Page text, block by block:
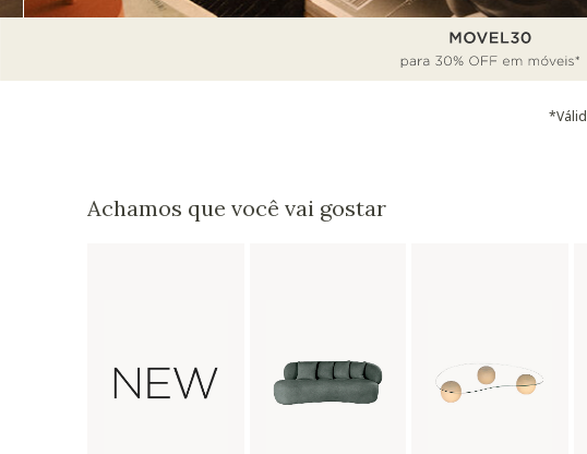
Achamos que você vai gostar